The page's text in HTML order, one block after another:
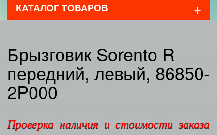
КАТАЛОГ ТОВАРОВ +
Брызговик Sorento R
передний, левый, 86850-
2P000
Проверка наличия и стоимости заказа